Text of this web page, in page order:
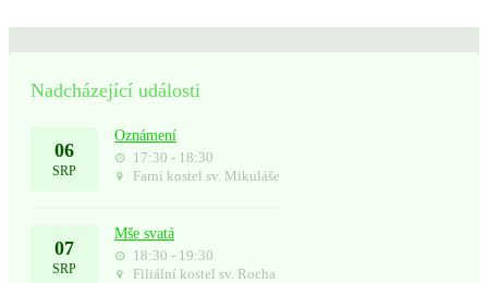
Nadcházející události
06
SRP
Oznámení
17:30 - 18:30
Farní kostel sv. Mikuláše
07
SRP
Mše svatá
18:30 - 19:30
Filiální kostel sv. Rocha